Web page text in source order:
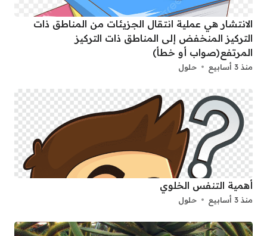
الانتشار هي عملية انتقال الجزيئات من المناطق ذات
التركيز المنخفض إلى المناطق ذات التركيز
المرتفع(صواب أو خطأ)
منذ 3 أسابيع حلول
أهمية التنفس الخلوي
منذ 3 أسابيع حلول